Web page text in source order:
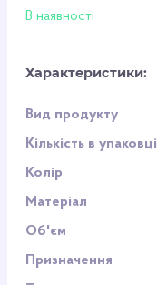
В наявності
Характеристики:
Вид продукту
Кількість в упаковці
Колір
Матеріал
Об'єм
Призначення